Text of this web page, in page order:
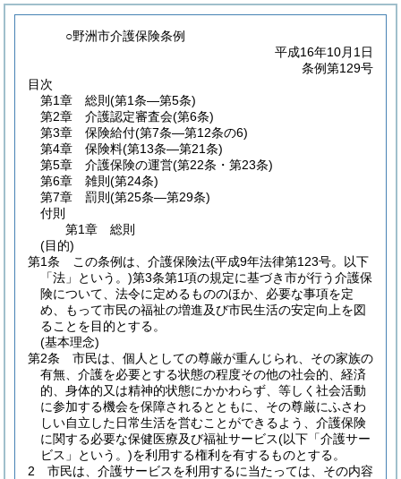
○野洲市介護保険条例
平成16年10月1日
条例第129号
目次
第1章
総則 (第1条―第5条)
第2章
介護認定審査会(第6条)
第3章
保険給付(第7条―第12条の6)
第4章
保険料(第13条―第21条)
第5章
介護保険の運営(第22条・第23条)
第6章
雑則 (第24条)
第7章
罰則 (第25条―第29条)
付則
第1章
総則
(目的)
第1条
この条例は、介護保険法(平成9年法律第123号。以下
「法」という。)第3条第1項の規定に基づき市が行う介護保
険について、法令に定めるもののほか、必要な事項を定
め、もって市民の福祉の増進及び市民生活の安定向上を図
ることを目的とする。
(基本理念)
第2条
市民は、個人としての尊厳が重んじられ、その家族の
有無、介護を必要とする状態の程度その他の社会的、経済
的、身体的又は精神的状態にかかわらず、等しく社会活動
に参加する機会を保障されるとともに、その尊厳にふさわ
しい自立した日常生活を営むことができるよう、介護保険
に関する必要な保健医療及び福祉サービス(以下「介護サー
ビス」という。)を利用する権利を有するものとする。
2
市民は、介護サービスを利用するに当たっては、その内容